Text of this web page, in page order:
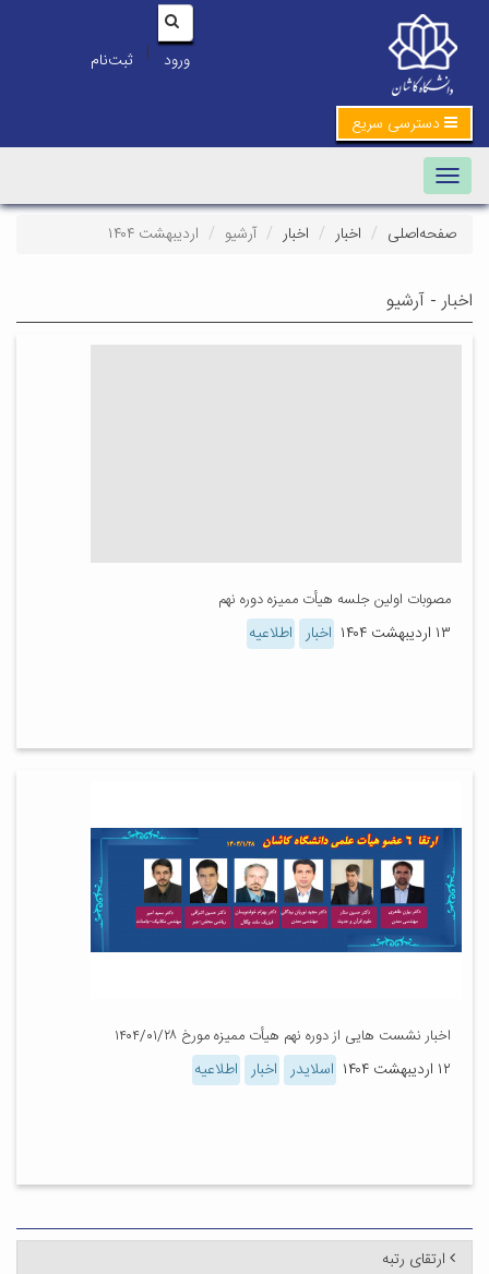
ورود | ثبت‌نام
دسترسی سریع
Toggle navigation
صفحه‌اصلی اخبار اخبار آرشیو اردیبهشت ۱۴۰۴
اخبار - آرشیو
مصوبات اولین جلسه هیأت ممیزه دوره نهم
۱۳ اردیبهشت ۱۴۰۴ اخبار اطلاعیه
اخبار نشست هایی از دوره نهم هیأت ممیزه مورخ ۱۴۰۴/۰۱/۲۸
۱۲ اردیبهشت ۱۴۰۴ اسلایدر اخبار اطلاعیه
ارتقای رتبه